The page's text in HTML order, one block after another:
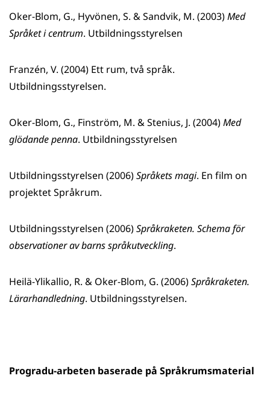
Oker-Blom, G., Hyvönen, S. & Sandvik, M. (2003)Med
Språket i centrum. Utbildningsstyrelsen
Franzén, V. (2004) Ett rum, två språk.
Utbildningsstyrelsen.
Oker-Blom, G., Finström, M. & Stenius, J. (2004)Med
glödande penna. Utbildningsstyrelsen
Utbildningsstyrelsen (2006)Språkets magi. En film on
projektet Språkrum.
Utbildningsstyrelsen (2006)Språkraketen. Schema för
observationer av barns språkutveckling.
Heilä-Ylikallio, R. & Oker-Blom, G. (2006)Språkraketen.
Lärarhandledning. Utbildningsstyrelsen.
Progradu-arbeten baserade på Språkrumsmaterial